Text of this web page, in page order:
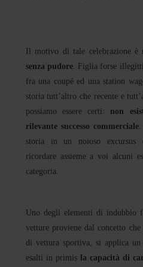
Il motivo di tale celebrazione è
senza pudore. Figlia forse
fra una coupé ed una station
storia tutt’altro che recente e
possiamo essere certi: non
rilevante successo commerciale.
storia in un noioso excursus
ricordare assieme a voi alcuni
categoria.
Uno degli elementi di indubbio
vetture proviene dal concetto
di vettura sportiva, si applica
esalti in primisla capacità di